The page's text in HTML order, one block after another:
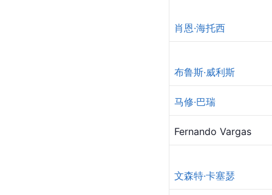
肖恩·海托西
布鲁斯·威利斯
马修·巴瑞
Fernando Vargas
文森特·卡塞瑟